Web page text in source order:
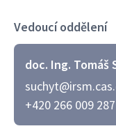
Vedoucí oddělení
doc. Ing. Tomáš
+420 266 009 287